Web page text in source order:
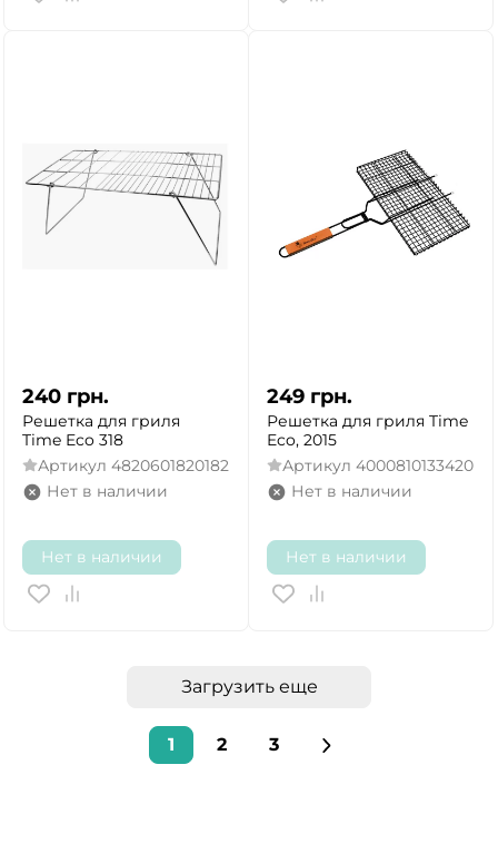
240 грн.
Решетка для гриля
Time Eco 318
Артикул 4820601820182
Нет в наличии
Нет в наличии
249 грн.
Решетка для гриля Time
Eco, 2015
Артикул 4000810133420
Нет в наличии
Нет в наличии
Загрузить еще
1 2 3